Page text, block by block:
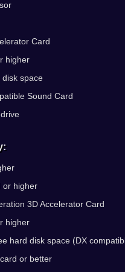
Card
higher
disk space
Sound Card
or higher
3D Accelerator Card
higher
hard disk space (DX
or better